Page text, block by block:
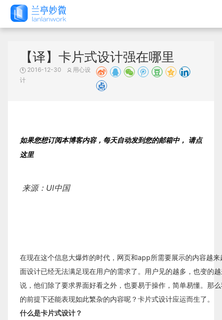
【译】卡片式设计强在哪里
2016-12-30
用心设
计
如果您想订阅本博客内容，每天自动发到您的邮箱中，
请点
这里
来源：UI中国
在现在这个信息大爆炸的时代，网页和app所需要展示的内容越
面设计已经无法满足现在用户的需求了。用户见的越多，也变的
说，他们除了要求界面好看之外，也要易于操作，简单易懂。那
的前提下还能表现如此繁杂的内容呢？卡片式设计应运而生了。
什么是卡片式设计？